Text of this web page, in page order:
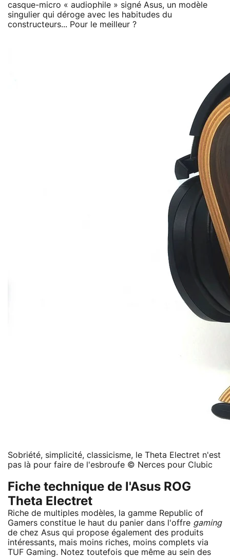
casque-micro « audiophile » signé Asus, un modèle
singulier qui déroge avec les habitudes du
constructeurs... Pour le meilleur ?
Sobriété, simplicité, classicisme, le Theta Electret n'est
pas là pour faire de l'esbroufe © Nerces pour Clubic
Fiche technique de l'Asus ROG
Theta Electret
Riche de multiples modèles, la gamme Republic of
Gamers constitue le haut du panier dans l'offre gaming
de chez Asus qui propose également des produits
intéressants, mais moins riches, moins complets via
TUF Gaming. Notez toutefois que même au sein des